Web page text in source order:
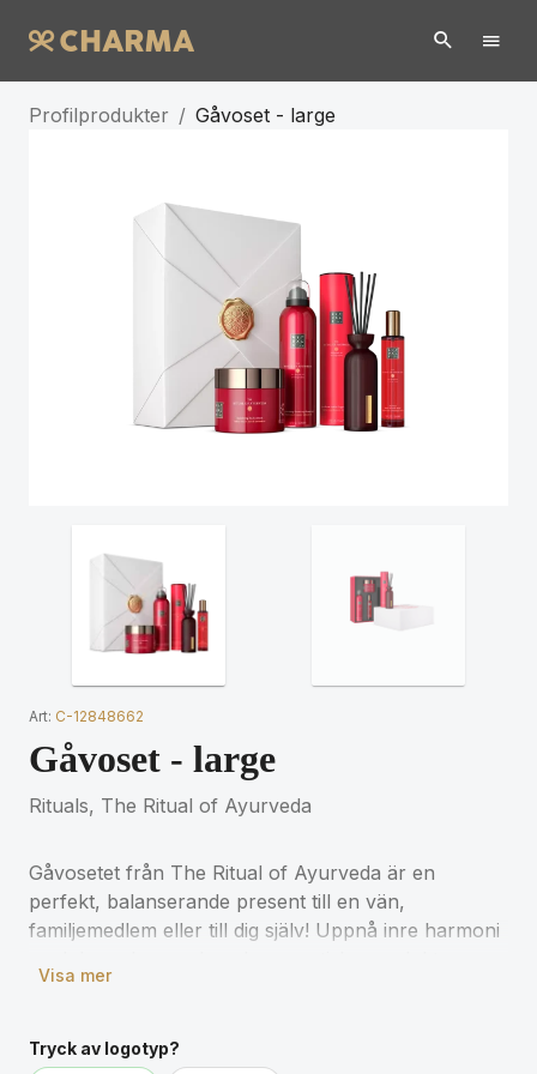
Profilprodukter / Gåvoset - large
Art: C-12848662
Gåvoset - large
Rituals, The Ritual of Ayurveda
Gåvosetet från The Ritual of Ayurveda är en
perfekt, balanserande present till en vän,
familjemedlem eller till dig själv! Uppnå inre harmoni
berikade med indisk ros och sötmandelolja.
konsten att ge. I japansk kultur är
Visa mer
Tryck av logotyp?